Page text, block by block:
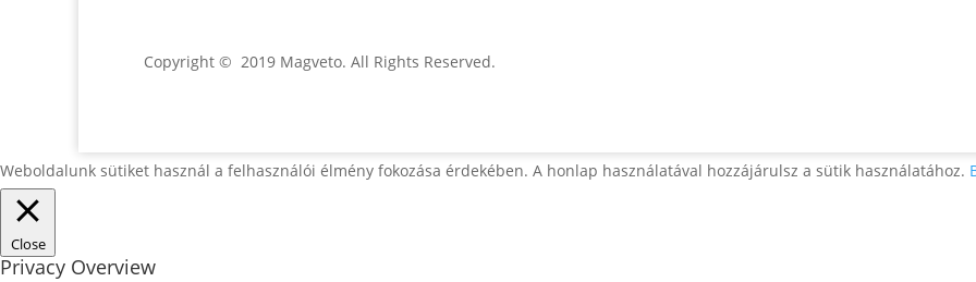
Copyright © 2019 Magveto. All Rights Reserved.
Weboldalunk sütiket használ a felhasználói élmény fokozása érdekében. A honlap használatával hozzájárulsz a sütik használatához.
Close
Privacy Overview